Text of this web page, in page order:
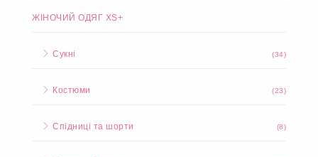
ЖІНОЧИЙ ОДЯГ XS+
Сукні (34)
Костюми (23)
Спідниці та шорти (8)